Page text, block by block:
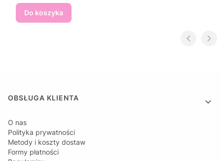
Do koszyka
Linki w stopce
OBSŁUGA KLIENTA
O nas
Polityka prywatności
Metody i koszty dostaw
Formy płatności